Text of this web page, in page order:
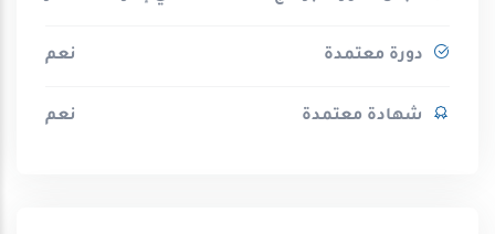
دورة معتمدة نعم
شهادة معتمدة نعم